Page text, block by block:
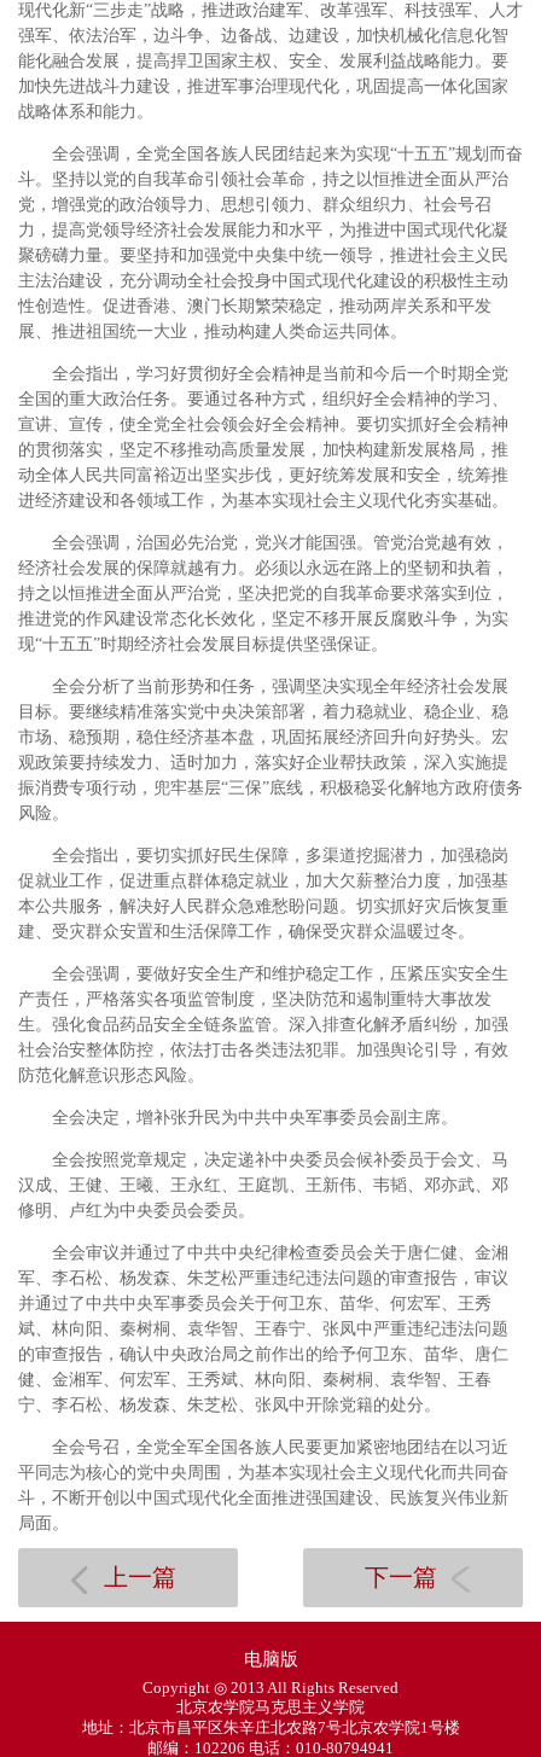
现代化新“三步走”战略，推进政治建军、改革强军、科技强军、人才
强军、依法治军，边斗争、边备战、边建设，加快机械化信息化智
能化融合发展，提高捍卫国家主权、安全、发展利益战略能力。要
加快先进战斗力建设，推进军事治理现代化，巩固提高一体化国家
战略体系和能力。
全会强调，全党全国各族人民团结起来为实现“十五五”规划而奋
斗。坚持以党的自我革命引领社会革命，持之以恒推进全面从严治
党，增强党的政治领导力、思想引领力、群众组织力、社会号召
力，提高党领导经济社会发展能力和水平，为推进中国式现代化凝
聚磅礴力量。要坚持和加强党中央集中统一领导，推进社会主义民
主法治建设，充分调动全社会投身中国式现代化建设的积极性主动
性创造性。促进香港、澳门长期繁荣稳定，推动两岸关系和平发
展、推进祖国统一大业，推动构建人类命运共同体。
全会指出，学习好贯彻好全会精神是当前和今后一个时期全党
全国的重大政治任务。要通过各种方式，组织好全会精神的学习、
宣讲、宣传，使全党全社会领会好全会精神。要切实抓好全会精神
的贯彻落实，坚定不移推动高质量发展，加快构建新发展格局，推
动全体人民共同富裕迈出坚实步伐，更好统筹发展和安全，统筹推
进经济建设和各领域工作，为基本实现社会主义现代化夯实基础。
全会强调，治国必先治党，党兴才能国强。管党治党越有效，
经济社会发展的保障就越有力。必须以永远在路上的坚韧和执着，
持之以恒推进全面从严治党，坚决把党的自我革命要求落实到位，
推进党的作风建设常态化长效化，坚定不移开展反腐败斗争，为实
现“十五五”时期经济社会发展目标提供坚强保证。
全会分析了当前形势和任务，强调坚决实现全年经济社会发展
目标。要继续精准落实党中央决策部署，着力稳就业、稳企业、稳
市场、稳预期，稳住经济基本盘，巩固拓展经济回升向好势头。宏
观政策要持续发力、适时加力，落实好企业帮扶政策，深入实施提
振消费专项行动，兜牢基层“三保”底线，积极稳妥化解地方政府债务
风险。
全会指出，要切实抓好民生保障，多渠道挖掘潜力，加强稳岗
促就业工作，促进重点群体稳定就业，加大欠薪整治力度，加强基
本公共服务，解决好人民群众急难愁盼问题。切实抓好灾后恢复重
建、受灾群众安置和生活保障工作，确保受灾群众温暖过冬。
全会强调，要做好安全生产和维护稳定工作，压紧压实安全生
产责任，严格落实各项监管制度，坚决防范和遏制重特大事故发
生。强化食品药品安全全链条监管。深入排查化解矛盾纠纷，加强
社会治安整体防控，依法打击各类违法犯罪。加强舆论引导，有效
防范化解意识形态风险。
全会决定，增补张升民为中共中央军事委员会副主席。
全会按照党章规定，决定递补中央委员会候补委员于会文、马
汉成、王健、王曦、王永红、王庭凯、王新伟、韦韬、邓亦武、邓
修明、卢红为中央委员会委员。
全会审议并通过了中共中央纪律检查委员会关于唐仁健、金湘
军、李石松、杨发森、朱芝松严重违纪违法问题的审查报告，审议
并通过了中共中央军事委员会关于何卫东、苗华、何宏军、王秀
斌、林向阳、秦树桐、袁华智、王春宁、张凤中严重违纪违法问题
的审查报告，确认中央政治局之前作出的给予何卫东、苗华、唐仁
健、金湘军、何宏军、王秀斌、林向阳、秦树桐、袁华智、王春
宁、李石松、杨发森、朱芝松、张凤中开除党籍的处分。
全会号召，全党全军全国各族人民要更加紧密地团结在以习近
平同志为核心的党中央周围，为基本实现社会主义现代化而共同奋
斗，不断开创以中国式现代化全面推进强国建设、民族复兴伟业新
局面。
上一篇 下一篇
电脑版
Copyright ◎ 2013 All Rights Reserved
北京农学院马克思主义学院
地址：北京市昌平区朱辛庄北农路7号北京农学院1号楼
邮编：102206 电话：010-80794941